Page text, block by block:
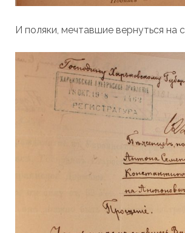
И поляки, мечтавшие вернуться на